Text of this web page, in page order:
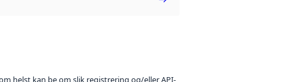
helst kan be om slik registrering og/eller API-